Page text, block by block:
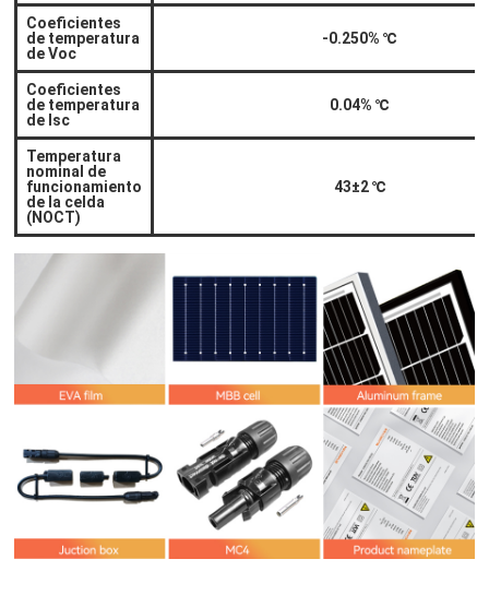
Coeficientes
de temperatura
de Voc
-0.250%℃
Coeficientes
de temperatura
de Isc
0.04%℃
Temperatura
nominal de
funcionamiento
de la celda
(NOCT)
43±2℃